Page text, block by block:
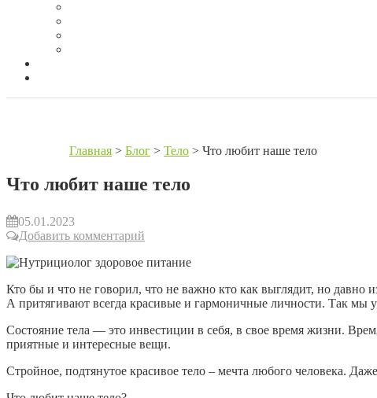
Главная > Блог > Тело > Что любит наше тело
Что любит наше тело
05.01.2023
Добавить комментарий
Кто бы и что не говорил, что не важно кто как выглядит, но
А притягивают всегда красивые и гармоничные личности. Так
Состояние тела — это инвестиции в себя, в свое время жизни.
приятные и интересные вещи.
Стройное, подтянутое красивое тело – мечта любого человека.